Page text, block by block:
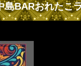
島BARおれたこ